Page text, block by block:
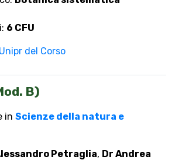
6 CFU
del Corso
B)
in Scienze della natura e
Petraglia, Dr Andrea